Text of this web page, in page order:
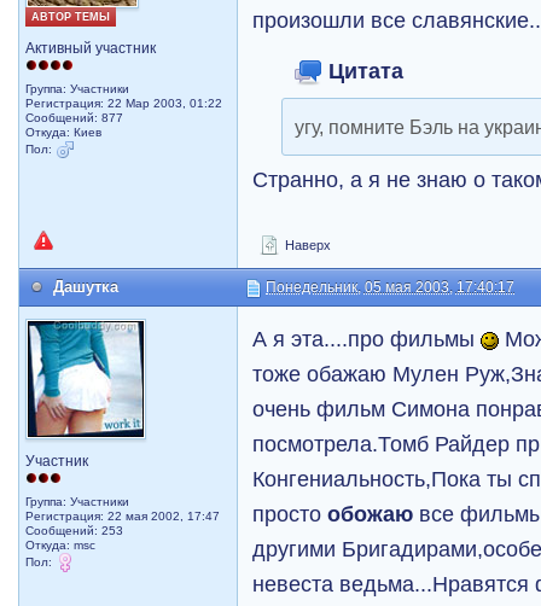
АВТОР ТЕМЫ
Активный участник
Группа: Участники
Регистрация: 22 Мар 2003, 01:22
Сообщений: 877
Откуда: Киев
Пол:
произошли все
Цитата
угу, помните Бэль на
Странно, а я не знаю о
Наверх
Дашутка Понедельник, 05 мая 2003, 17:40:17
Участник
Группа: Участники
Регистрация: 22 мая 2002, 17:47
Сообщений: 253
Откуда: msc
Пол:
А я эта....про фильмы
тоже обажаю Мулен
очень фильм Симона
посмотрела.Томб Райдер
Конгениальность,Пока ты
простообожаю все
другими
невеста